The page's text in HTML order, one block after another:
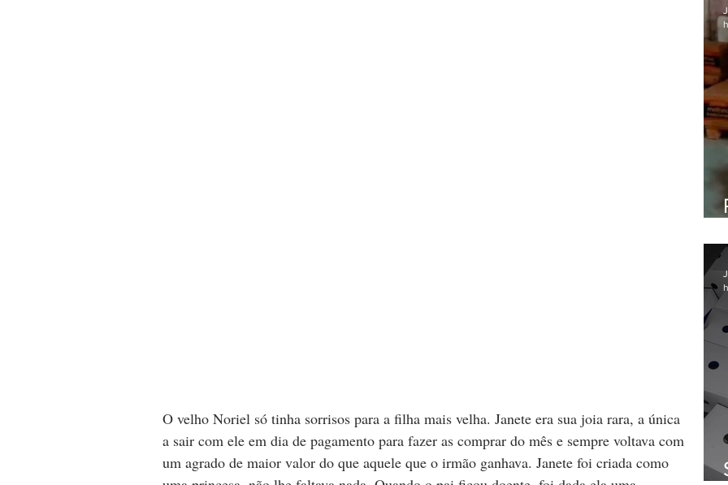
O velho Noriel só tinha sorrisos para a filha mais velha. Janete era sua joia rara, a única
a sair com ele em dia de pagamento para fazer as comprar do mês e sempre voltava com
um agrado de maior valor do que aquele que o irmão ganhava. Janete foi criada como